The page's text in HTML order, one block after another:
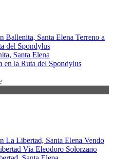
Santa Elena
en la Ruta del Spondylus